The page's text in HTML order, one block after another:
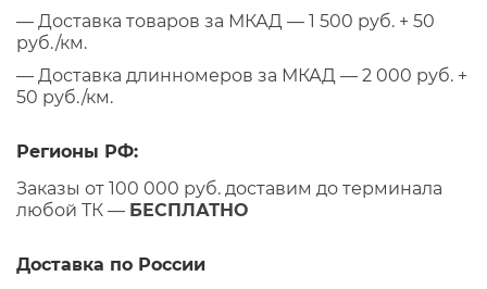
— Доставка товаров за МКАД — 1 500 руб. + 50
руб./км.
— Доставка длинномеров за МКАД — 2 000 руб. +
50 руб./км.
Регионы РФ:
Заказы от 100 000 руб. доставим до терминала
любой ТК — БЕСПЛАТНО
Доставка по России